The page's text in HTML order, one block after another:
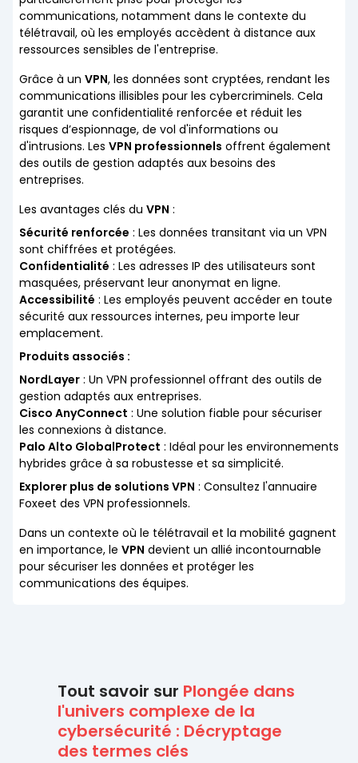
communications, notamment dans le contexte du
télétravail, où les employés accèdent à distance aux
ressources sensibles de l'entreprise.
Grâce à un VPN, les données sont cryptées, rendant les
communications illisibles pour les cybercriminels. Cela
garantit une confidentialité renforcée et réduit les
risques d’espionnage, de vol d'informations ou
d'intrusions. Les VPN professionnels offrent également
des outils de gestion adaptés aux besoins des
entreprises.
Les avantages clés du VPN :
Sécurité renforcée : Les données transitant via un VPN
sont chiffrées et protégées.
Confidentialité : Les adresses IP des utilisateurs sont
masquées, préservant leur anonymat en ligne.
Accessibilité : Les employés peuvent accéder en toute
sécurité aux ressources internes, peu importe leur
emplacement.
Produits associés :
NordLayer : Un VPN professionnel offrant des outils de
gestion adaptés aux entreprises.
Cisco AnyConnect : Une solution fiable pour sécuriser
les connexions à distance.
Palo Alto GlobalProtect : Idéal pour les environnements
hybrides grâce à sa robustesse et sa simplicité.
Explorer plus de solutions VPN : Consultez l'annuaire
Foxeet des VPN professionnels.
Dans un contexte où le télétravail et la mobilité gagnent
en importance, le VPN devient un allié incontournable
pour sécuriser les données et protéger les
communications des équipes.
Tout savoir sur Plongée dans
l'univers complexe de la
cybersécurité : Décryptage
des termes clés